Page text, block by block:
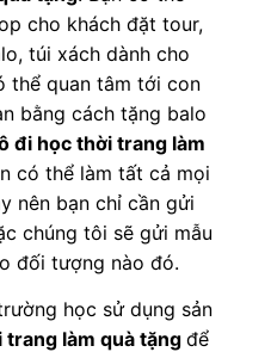
cho khách đặt tour,
túi xách dành cho
thể quan tâm tới con
bằng cách tặng balo
đi học thời trang làm
có thể làm tất cả mọi
nên bạn chỉ cần gửi
chúng tôi sẽ gửi mẫu
đối tượng nào đó.
học sử dụng sản
trang làm quà tặng để